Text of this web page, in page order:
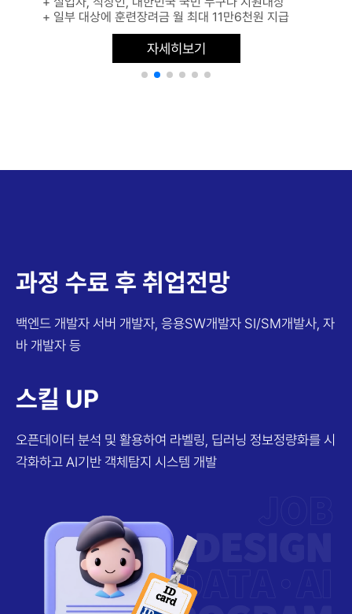
+ 일부 대상에 훈련장려금 월 최대 11만6천원 지급
자세히보기
과정 수료 후 취업전망
백엔드 개발자 서버 개발자, 응용SW개발자 SI/SM개발사, 자
바 개발자 등
스킬 UP
오픈데이터 분석 및 활용하여 라벨링, 딥러닝 정보정량화를 시
각화하고 AI기반 객체탐지 시스템 개발